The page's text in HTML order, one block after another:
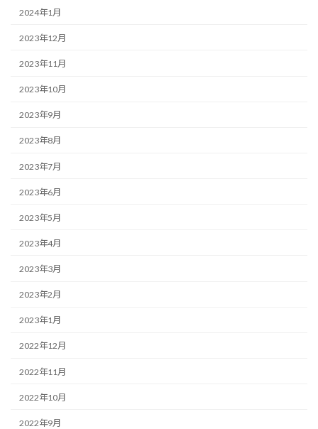
2024年1月
2023年12月
2023年11月
2023年10月
2023年9月
2023年8月
2023年7月
2023年6月
2023年5月
2023年4月
2023年3月
2023年2月
2023年1月
2022年12月
2022年11月
2022年10月
2022年9月